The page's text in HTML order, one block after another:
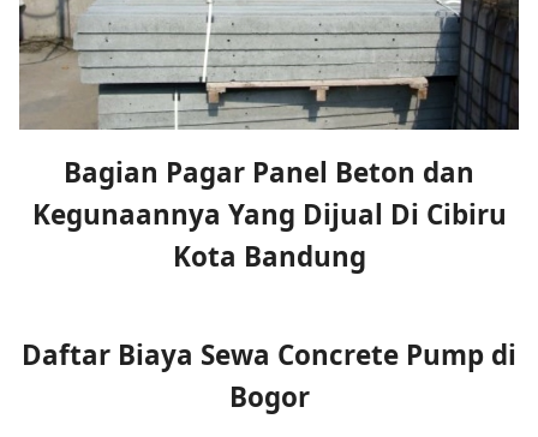
Bagian Pagar Panel Beton dan
Kegunaannya Yang Dijual Di Cibiru
Kota Bandung
Daftar Biaya Sewa Concrete Pump di
Bogor